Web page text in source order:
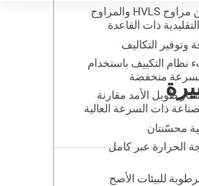
مقارنة بين مراوح HVLS والمراوح
ذات القاعدة
وتوفير التكاليف
نظام التكييف باستخدام
بسرعة منخفضة
طويل الأمد مقارنة
ذات السرعة العالية
محسّنتان
الحرارة عبر كامل
للبيئات الأصح